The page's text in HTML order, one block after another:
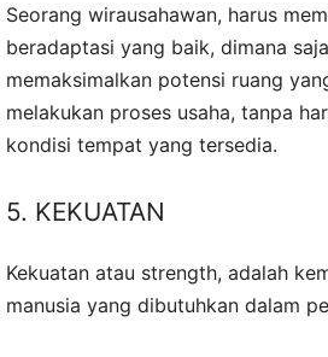
Seorang wirausahawan, harus
beradaptasi yang baik, dimana
memaksimalkan potensi ruang
melakukan proses usaha, tanpa
kondisi tempat yang tersedia.
5. KEKUATAN
Kekuatan atau strength, adalah
manusia yang dibutuhkan dalam